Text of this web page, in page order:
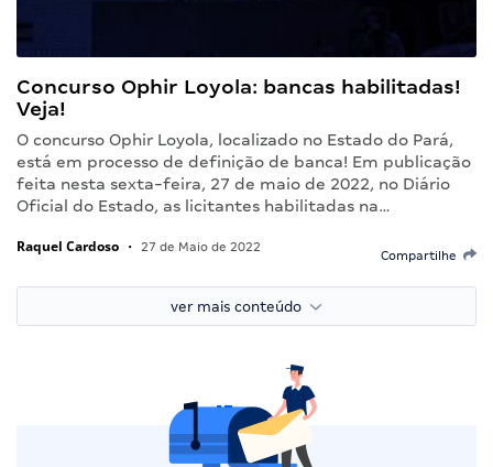
Concurso Ophir Loyola: bancas habilitadas!
Veja!
O concurso Ophir Loyola, localizado no Estado do Pará,
está em processo de definição de banca! Em publicação
feita nesta sexta-feira, 27 de maio de 2022, no Diário
Oficial do Estado, as licitantes habilitadas na…
Raquel Cardoso • 27 de Maio de 2022
Compartilhe
ver mais conteúdo